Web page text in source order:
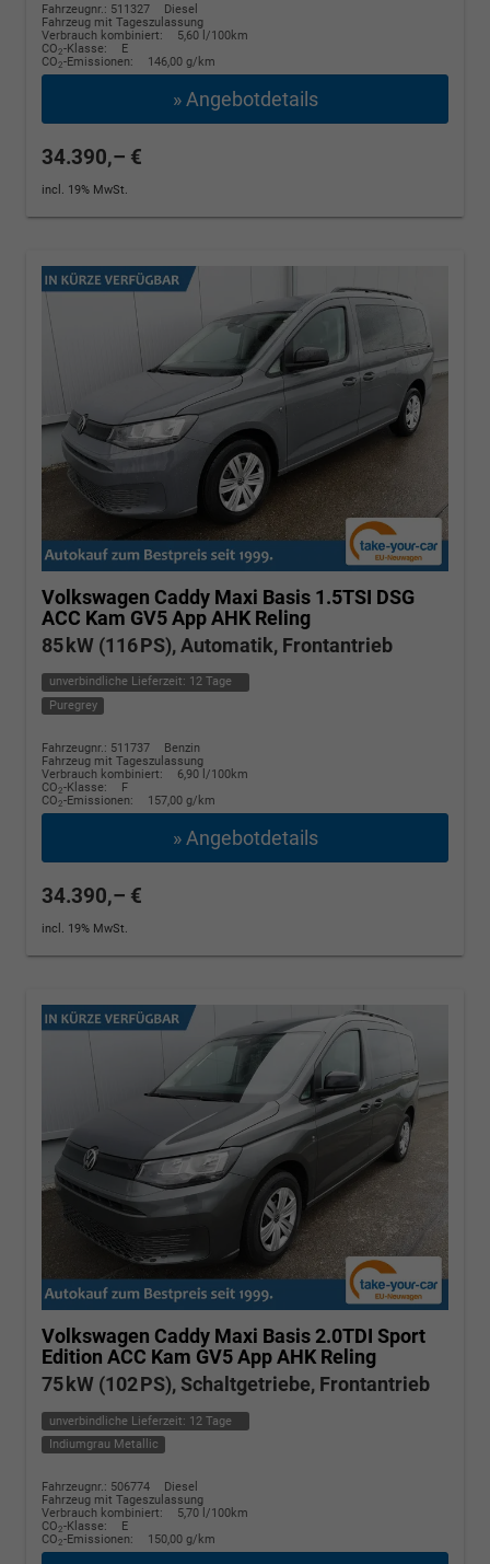
Fahrzeugnr.: 511327
Diesel
Fahrzeug mit Tageszulassung
Verbrauch kombiniert:
5,60 l/100km
CO2-Klasse:
E
CO2-Emissionen: 146,00 g/km
» Angebotdetails
34.390,– €
incl. 19% MwSt.
Volkswagen Caddy Maxi Basis 1.5TSI DSG
ACC Kam GV5 App AHK Reling
85 kW (116 PS), Automatik, Frontantrieb
unverbindliche Lieferzeit: 12 Tage
Puregrey
Fahrzeugnr.: 511737
Benzin
Fahrzeug mit Tageszulassung
Verbrauch kombiniert:
6,90 l/100km
CO2-Klasse:
F
CO2-Emissionen: 157,00 g/km
» Angebotdetails
34.390,– €
incl. 19% MwSt.
Volkswagen Caddy Maxi Basis 2.0TDI Sport
Edition ACC Kam GV5 App AHK Reling
75 kW (102 PS), Schaltgetriebe, Frontantrieb
unverbindliche Lieferzeit: 12 Tage
Indiumgrau Metallic
Fahrzeugnr.: 506774
Diesel
Fahrzeug mit Tageszulassung
Verbrauch kombiniert:
5,70 l/100km
CO2-Klasse:
E
CO2-Emissionen: 150,00 g/km